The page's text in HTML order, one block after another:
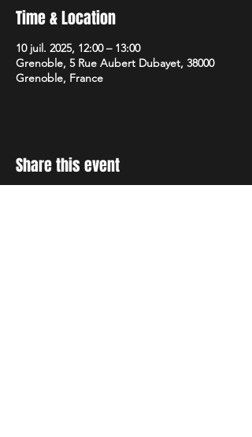
Time & Location
10 juil. 2025, 12:00 – 13:00
Grenoble, 5 Rue Aubert Dubayet, 38000
Grenoble, France
Share this event